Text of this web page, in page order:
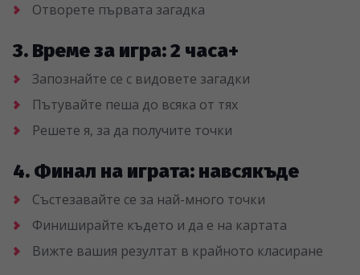
Отворете първата загадка
3. Време за игра: 2 часа+
Запознайте се с видовете загадки
Пътувайте пеша до всяка от тях
Решете я, за да получите точки
4. Финал на играта: навсякъде
Състезавайте се за най-много точки
Финиширайте където и да е на картата
Вижте вашия резултат в крайното класиране